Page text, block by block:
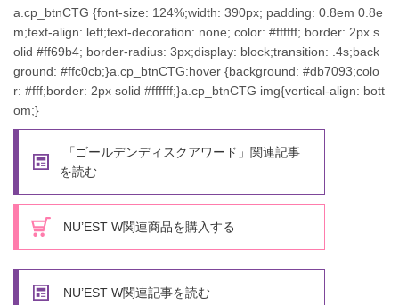
a.cp_btnCTG {font-size: 124%;width: 390px; padding: 0.8em 0.8e
m;text-align: left;text-decoration: none; color: #ffffff; border: 2px s
olid #ff69b4; border-radius: 3px;display: block;transition: .4s;back
ground: #ffc0cb;}a.cp_btnCTG:hover {background: #db7093;colo
r: #fff;border: 2px solid #ffffff;}a.cp_btnCTG img{vertical-align: bott
om;}
「ゴールデンディスクアワード」関連記事
を読む
NU’EST W関連商品を購入する
NU’EST W関連記事を読む